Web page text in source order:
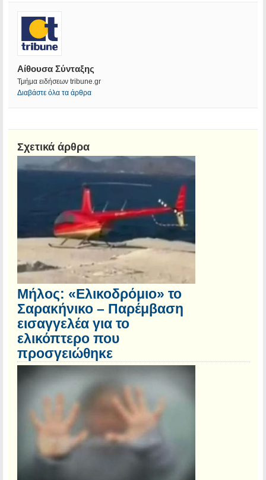
Αίθουσα Σύνταξης
Τμήμα ειδήσεων tribune.gr
Διαβάστε όλα τα άρθρα
Σχετικά άρθρα
Μήλος: «Ελικοδρόμιο» το
Σαρακήνικο – Παρέμβαση
εισαγγελέα για το
ελικόπτερο που
προσγειώθηκε